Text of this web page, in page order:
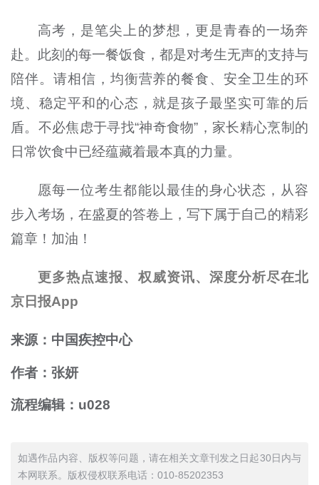
高考，是笔尖上的梦想，更是青春的一场奔
赴。此刻的每一餐饭食，都是对考生无声的支持与
陪伴。请相信，均衡营养的餐食、安全卫生的环
境、稳定平和的心态，就是孩子最坚实可靠的后
盾。不必焦虑于寻找“神奇食物”，家长精心烹制的
日常饮食中已经蕴藏着最本真的力量。
愿每一位考生都能以最佳的身心状态，从容
步入考场，在盛夏的答卷上，写下属于自己的精彩
篇章！加油！
更多热点速报、权威资讯、深度分析尽在北
京日报App
来源：中国疾控中心
作者：张妍
流程编辑：u028
如遇作品内容、版权等问题，请在相关文章刊发之日起30日内与
本网联系。版权侵权联系电话：010-85202353